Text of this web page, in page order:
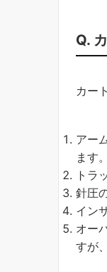
Q.
カー
アー
ます。
トラ
針圧
イン
オー
すが